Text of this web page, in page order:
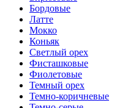
Бордовые
Латте
Мокко
Коньяк
Светлый орех
Фисташковые
Фиолетовые
Темный орех
Темно-коричневые